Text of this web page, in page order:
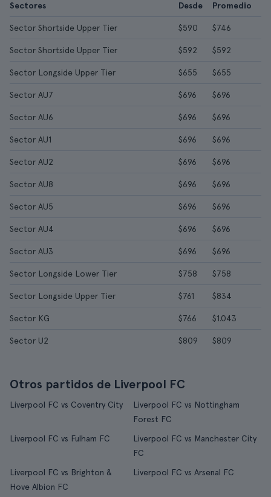
Sectores Desde Promedio
Sector Shortside Upper Tier $590 $746
Sector Shortside Upper Tier $592 $592
Sector Longside Upper Tier $655 $655
Sector AU7 $696 $696
Sector AU6 $696 $696
Sector AU1 $696 $696
Sector AU2 $696 $696
Sector AU8 $696 $696
Sector AU5 $696 $696
Sector AU4 $696 $696
Sector AU3 $696 $696
Sector Longside Lower Tier $758 $758
Sector Longside Upper Tier $761 $834
Sector KG $766 $1.043
Sector U2 $809 $809
Otros partidos de Liverpool FC
Liverpool FC vs Coventry City
Liverpool FC vs Nottingham
Forest FC
Liverpool FC vs Fulham FC
Liverpool FC vs Manchester City
FC
Liverpool FC vs Brighton &
Hove Albion FC
Liverpool FC vs Arsenal FC